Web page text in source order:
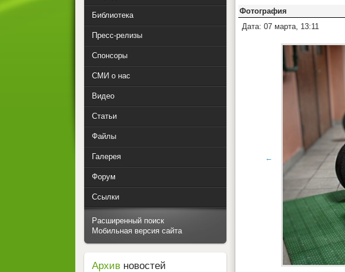
Фотография
Дата: 07 марта, 13:11
←
Библиотека
Пресс-релизы
Спонсоры
СМИ о нас
Видео
Статьи
Файлы
Галерея
Форум
Ссылки
Расширенный поиск
Мобильная версия сайта
Архив новостей